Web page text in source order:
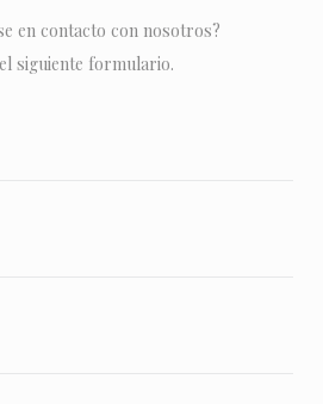
en contacto con nosotros?
siguiente formulario.